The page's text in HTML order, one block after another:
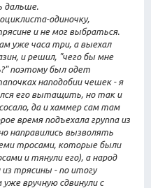
дальше.
одиночку,
и не мог выбраться.
уже часа три, а выехал
и решил, "чего бы мне
поэтому был одет
наподобии чешек - я
его вытащить, но так и
да и хаммер сам там
время подъехала группа из
направились вызволять
тросами, которые были
и тянули его), а народ
трясины - по итогу
вручную сдвинули с